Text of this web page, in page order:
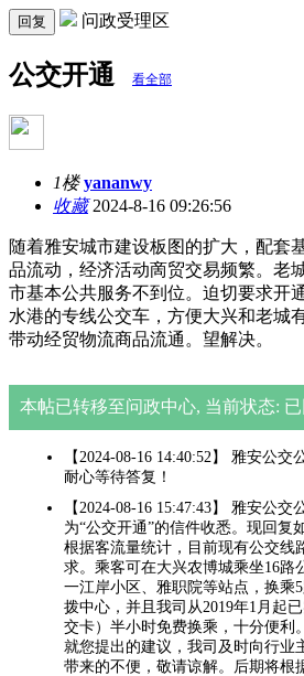
回复 问政受理区
公交开通 看全部
1楼 yananwy
收藏2024-8-16 09:26:56
随着雅安城市建设板图的扩大，配套
品流动，经济活动啇贸交易频繁。老
市基本公共服务不到位。迫切要求开
水港的专线公交车，方便大兴和老城
带动经贸物流商品流通。望解决。
本帖已转移至问政中心, 当前状态: 已
【2024-08-16 14:40:52】 雅安公
耐心等待答复！
【2024-08-16 15:47:43】 雅安公
为“公交开通”的信件收悉。现回复
根据客流量统计，目前现有公交线
求。乘客可在大兴农博城乘坐16路
一江岸小区、雅职院等站点，换乘
拨中心，并且我司从2019年1月起
交卡）半小时免费换乘，十分便利。
就您提出的建议，我司及时向行业
带来的不便，敬请谅解。后期将根